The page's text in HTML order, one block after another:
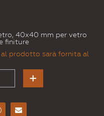
40x40 mm per vetro
finiture
prodotto sarà fornita al